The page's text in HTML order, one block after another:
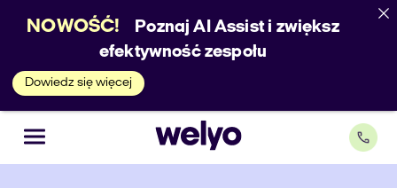
NOWOŚĆ!
Poznaj AI Assist i zwiększ
efektywność zespołu
Dowiedz się więcej